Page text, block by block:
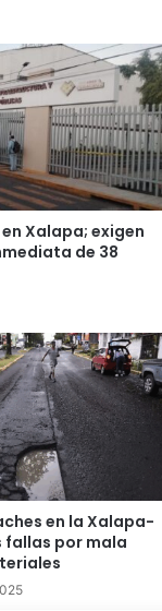
en Xalapa; exigen
de 38
en la Xalapa-
por mala